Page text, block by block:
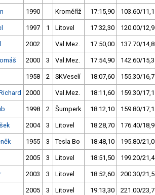
1990 Kroměříž 17:15,90 103.60/11,1
1997 1 Litovel 17:32,30 120.00/12,9
2002 Val.Mez. 17:50,00 137.70/14,8
2000 3 Val.Mez. 17:54,90 142.60/15,3
1958 2 SKVeselí 18:07,60 155.30/16,7
2000 Val.Mez. 18:11,60 159.30/17,1
1998 2 Šumperk 18:12,10 159.80/17,1
2004 3 Litovel 18:28,70 176.40/18,9
1955 3 Tesla Bo 18:48,10 195.80/21,0
2005 3 Litovel 18:51,50 199.20/21,4
2003 3 Litovel 18:52,60 200.30/21,5
2005 3 Litovel 19:13,30 221.00/23,7